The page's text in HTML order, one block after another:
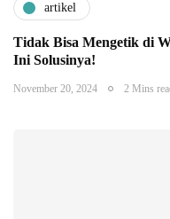
artikel
Tidak Bisa Mengetik di
Ini Solusinya!
November 20, 2024 2 Mins